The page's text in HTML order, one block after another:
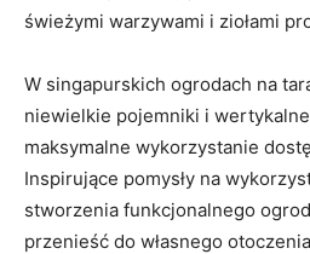
⁣świeżymi warzywami i ziołami
W singapurskich ogrodach na
niewielkie ​pojemniki i
maksymalne wykorzystanie
Inspirujące pomysły na
stworzenia funkcjonalnego
przenieść do własnego